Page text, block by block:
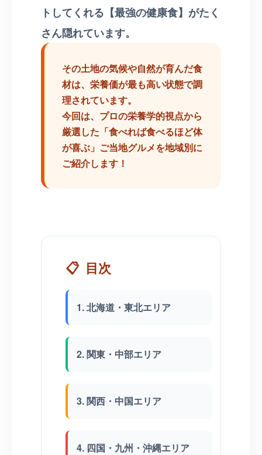
トしてくれる【最強の健康食】がたく
さん隠れています。
その土地の気候や自然が育んだ食
材は、栄養価が最も高い状態で調
理されています。
今回は、プロの栄養学的視点から
厳選した「食べれば食べるほど体
が喜ぶ」ご当地グルメを地域別に
ご紹介します！
📋 目次
1. 北海道・東北エリア
2. 関東・中部エリア
3. 関西・中国エリア
4. 四国・九州・沖縄エリア